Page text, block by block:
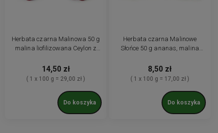
Herbata czarna Malinowa 50 g
malina liofilizowana Ceylon z
14,50 zł
( 1 x 100 g = 29,00 zł )
Do koszyka
Herbata czarna Malinowe
Słońce 50 g ananas, malina
8,50 zł
( 1 x 100 g = 17,00 zł )
Do koszyka